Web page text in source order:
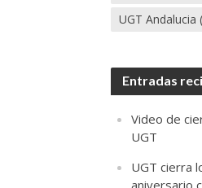
UGT Andalucia
Entradas
Video de
UGT
UGT cierra
aniversario